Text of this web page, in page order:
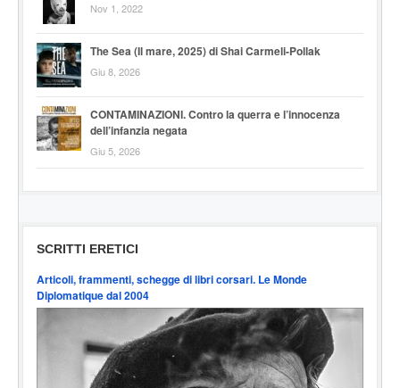
Nov 1, 2022
The Sea (Il mare, 2025) di Shai Carmeli-Pollak
Giu 8, 2026
CONTAMINAZIONI. Contro la querra e l’innocenza
dell’infanzia negata
Giu 5, 2026
SCRITTI ERETICI
Articoli, frammenti, schegge di libri corsari. Le Monde
Diplomatique dal 2004